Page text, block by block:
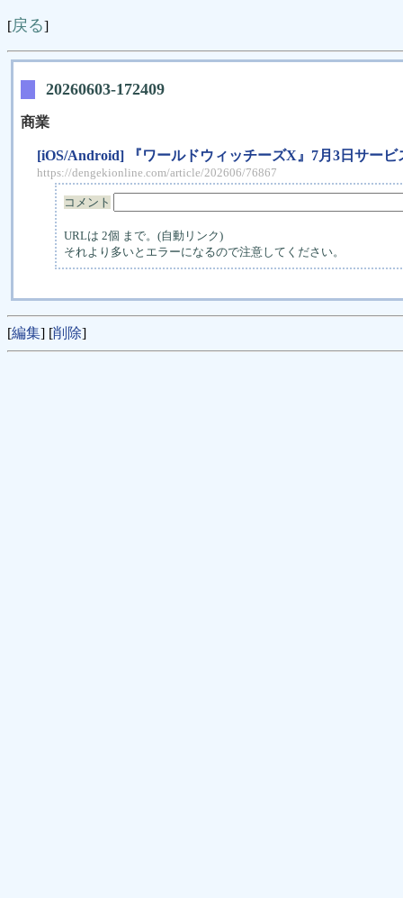
[戻る]
20260603-172409
商業
[iOS/Android] 『ワールドウィッチーズX』7月3日サー
https://dengekionline.com/article/202606/76867
コメント
URLは 2個 まで。(自動リンク)
それより多いとエラーになるので注意してください。
[編集] [削除]